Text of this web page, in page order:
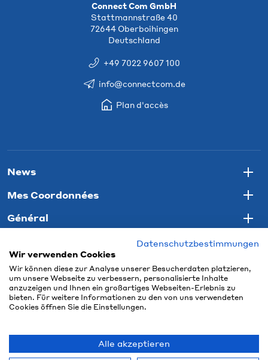
Connect Com GmbH
Stattmannstraße 40
72644 Oberboihingen
Deutschland
+49 7022 9607 100
info@connectcom.de
Plan d'accès
News
Mes Coordonnées
Général
© 2026 Connect Com AG
Datenschutzbestimmungen
Wir verwenden Cookies
Wir können diese zur Analyse unserer Besucherdaten platzieren,
um unsere Webseite zu verbessern, personalisierte Inhalte
anzuzeigen und Ihnen ein großartiges Webseiten-Erlebnis zu
bieten. Für weitere Informationen zu den von uns verwendeten
Cookies öffnen Sie die Einstellungen.
Alle akzeptieren